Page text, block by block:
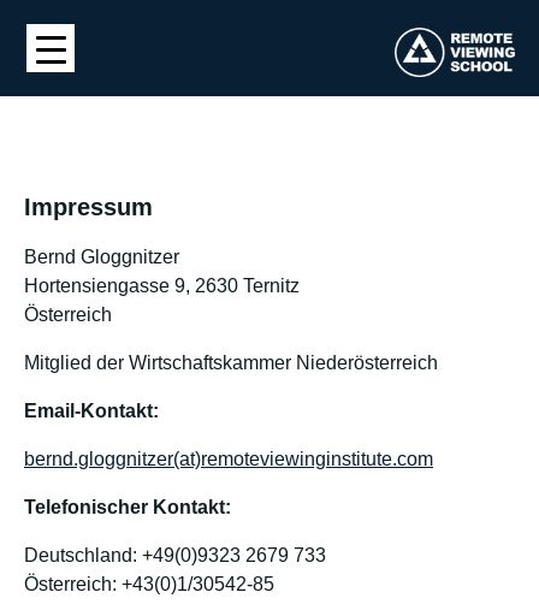
Impressum
Bernd Gloggnitzer
Hortensiengasse 9, 2630 Ternitz
Österreich
Mitglied der Wirtschaftskammer Niederösterreich
Email-Kontakt:
bernd.gloggnitzer(at)remoteviewinginstitute.com
Telefonischer Kontakt:
Deutschland: +49(0)9323 2679 733
Österreich: +43(0)1/30542-85